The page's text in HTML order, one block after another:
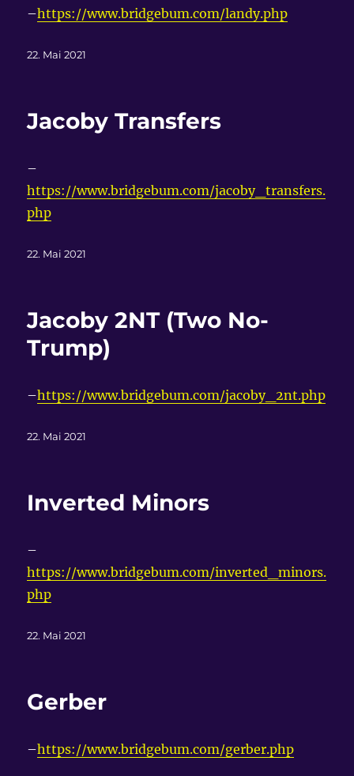
–https://www.bridgebum.com/landy.php
Veröffentlicht
22. Mai 2021
Jacoby Transfers
–
https://www.bridgebum.com/jacoby_transfers.
php
Veröffentlicht
22. Mai 2021
Jacoby 2NT (Two No-
Trump)
–https://www.bridgebum.com/jacoby_2nt.php
Veröffentlicht
22. Mai 2021
Inverted Minors
–
https://www.bridgebum.com/inverted_minors.
php
Veröffentlicht
22. Mai 2021
Gerber
–https://www.bridgebum.com/gerber.php